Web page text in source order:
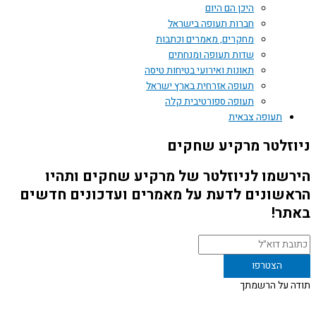
היכן הם היום
חברות תעופה בישראל
מחקרים, מאמרים וכתבות
שדות תעופה ומנחתים
תאונות ואירועי בטיחות טיסה
תעופה אזרחית בארץ ישראל
תעופה ספורטיבית קלה
צבאית
מרקיע שחקים
של מרקיע שחקים ותהיו
לדעת על מאמרים ועדכונים חדשים